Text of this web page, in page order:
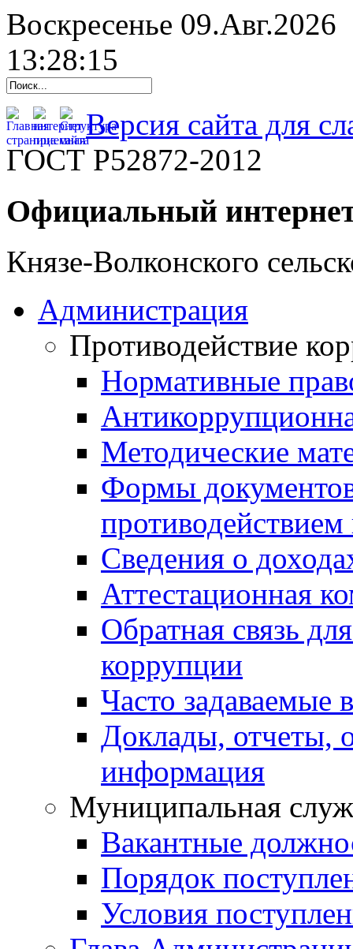
Воскресенье 09.Авг.2026
13:28:16
Версия сайта для
ГОСТ Р52872-2012
Официальный
Князе-Волконского
Администрация
Противодействие
Нормативные
Методические
Формы
Сведения о
Аттестационная
Обратная связь
коррупции
Часто задаваемые
Доклады, отчеты,
информация
Муниципальная
Вакантные
Порядок
Условия